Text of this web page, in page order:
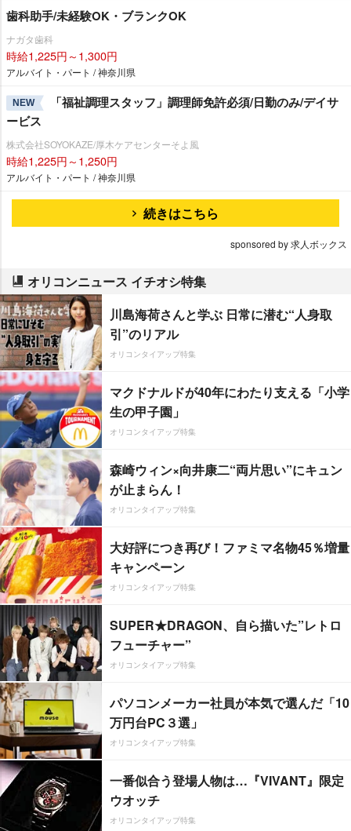
歯科助手/未経験OK・ブランクOK
ナガタ歯科
時給1,225円～1,300円
アルバイト・パート / 神奈川県
NEW
「福祉調理スタッフ」調理師免許必須/日勤のみ/デイサ
ービス
株式会社SOYOKAZE/厚木ケアセンターそよ風
時給1,225円～1,250円
アルバイト・パート / 神奈川県
続きはこちら
sponsored by 求人ボックス
オリコンニュース イチオシ特集
川島海荷さんと学ぶ 日常に潜む“人身取
引”のリアル
オリコンタイアップ特集
マクドナルドが40年にわたり支える「小学
生の甲子園」
オリコンタイアップ特集
森崎ウィン×向井康二“両片思い”にキュン
が止まらん！
オリコンタイアップ特集
大好評につき再び！ファミマ名物45％増量
キャンペーン
オリコンタイアップ特集
SUPER★DRAGON、自ら描いた”レトロ
フューチャー”
オリコンタイアップ特集
パソコンメーカー社員が本気で選んだ「10
万円台PC３選」
オリコンタイアップ特集
一番似合う登場人物は…『VIVANT』限定
ウオッチ
オリコンタイアップ特集